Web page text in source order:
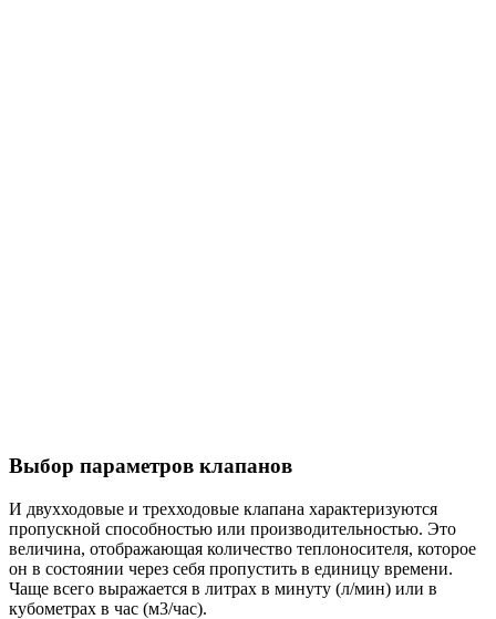
Выбор параметров клапанов
И двухходовые и трехходовые клапана характеризуются
пропускной способностью или производительностью. Это
величина, отображающая количество теплоносителя, которое
он в состоянии через себя пропустить в единицу времени.
Чаще всего выражается в литрах в минуту (л/мин) или в
кубометрах в час (м3/час).